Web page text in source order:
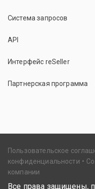
Система запросов
API
Интерфейс reSeller
Партнерская программа
Пользовательское
конфиденциальности
компании
Все права защищены,